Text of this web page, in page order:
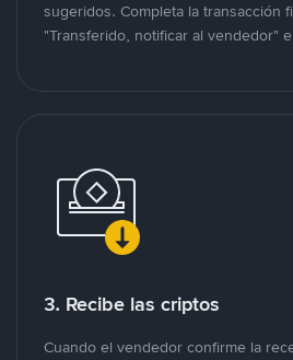
sugeridos. Completa la transacción
"Transferido, notificar al vendedor"
3. Recibe las criptos
Cuando el vendedor confirme la